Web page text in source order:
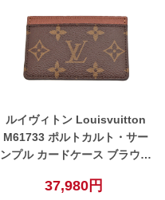
ルイヴィトン Louisvuitton
M61733 ポルトカルト・サー
ンプル カードケース ブラウン
ス【中古】
37,980円